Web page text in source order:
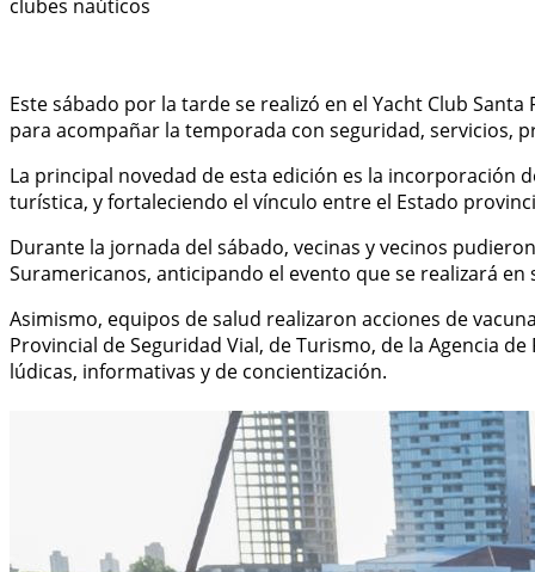
Este sábado por la tarde se realizó en el Yacht Club
para acompañar la temporada con seguridad,
La principal novedad de esta edición es la incorporación
turística, y fortaleciendo el vínculo entre el Estado
Durante la jornada del sábado, vecinas y vecinos
Suramericanos, anticipando el evento que se realizará
Asimismo, equipos de salud realizaron acciones de
Provincial de Seguridad Vial, de Turismo, de la Agencia
lúdicas, informativas y de concientización.